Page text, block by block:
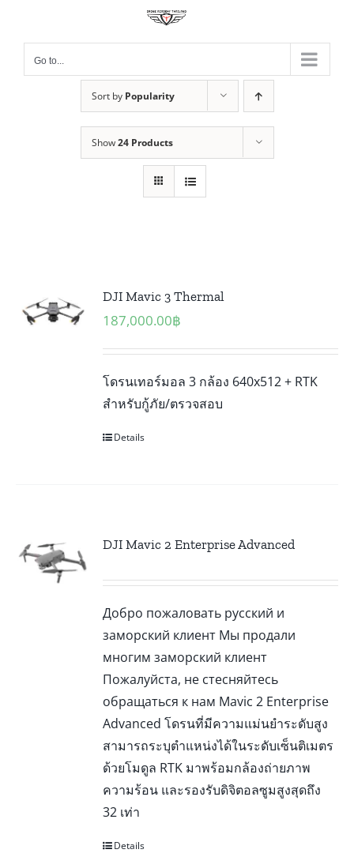
contentGo to...
Sort by Popularity
Show24 Products
DJI Mavic 3 Thermal
187,000.00฿
โดรนเทอร์มอล 3 กล้อง 640x512 + RTK
สำหรับกู้ภัย/ตรวจสอบ
Details
DJI Mavic 2 Enterprise Advanced
Добро пожаловать русский и
заморский клиент Мы продали
многим заморский клиент
Пожалуйста, не стесняйтесь
обращаться к нам Mavic 2 Enterprise
Advanced โดรนที่มีความแม่นยำระดับสูง
สามารถระบุตำแหน่งได้ในระดับเซ็นติเมตร
ด้วยโมดูล RTK มาพร้อมกล้องถ่ายภาพ
ความร้อน และรองรับดิจิตอลซูมสูงสุดถึง
32 เท่า
Details